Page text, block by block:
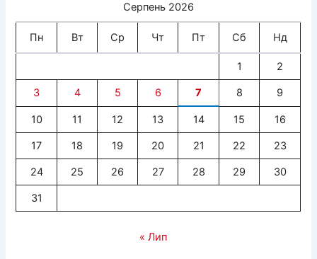
Серпень 2026
Пн Вт Ср Чт Пт Сб Нд
1 2
3 4 5 6 7 8 9
10 11 12 13 14 15 16
17 18 19 20 21 22 23
24 25 26 27 28 29 30
31
« Лип